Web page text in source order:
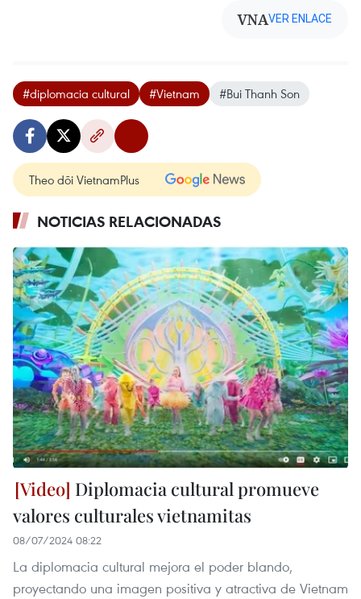
VNAVER ENLACE
#diplomacia cultural #Vietnam #Bui Thanh Son
Theo dõi VietnamPlus
NOTICIAS RELACIONADAS
Diplomacia cultural promueve
valores culturales vietnamitas
08/07/2024 08:22
La diplomacia cultural mejora el poder blando,
proyectando una imagen positiva y atractiva de Vietnam